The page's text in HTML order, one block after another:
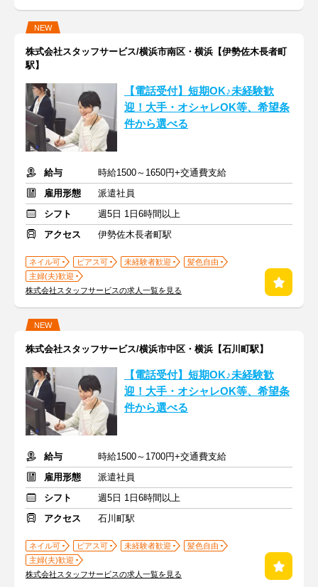
NEW
株式会社スタッフサービス/横浜市南区・横浜【伊勢佐木長者町
駅】
【電話受付】短期OK♪未経験歓
迎！大手・オシャレOK等、希望条
件から選べる
給与
時給1500～1650円+交通費支給
雇用形態
派遣社員
シフト
週5日 1日6時間以上
アクセス
伊勢佐木長者町駅
ネイル可 ピアス可 未経験者歓迎
髪色自由
主婦(夫)歓迎
株式会社スタッフサービスの求人一覧を見る
NEW
株式会社スタッフサービス/横浜市中区・横浜【石川町駅】
【電話受付】短期OK♪未経験歓
迎！大手・オシャレOK等、希望条
件から選べる
給与
時給1500～1700円+交通費支給
雇用形態
派遣社員
シフト
週5日 1日6時間以上
アクセス
石川町駅
ネイル可 ピアス可 未経験者歓迎
髪色自由
主婦(夫)歓迎
株式会社スタッフサービスの求人一覧を見る